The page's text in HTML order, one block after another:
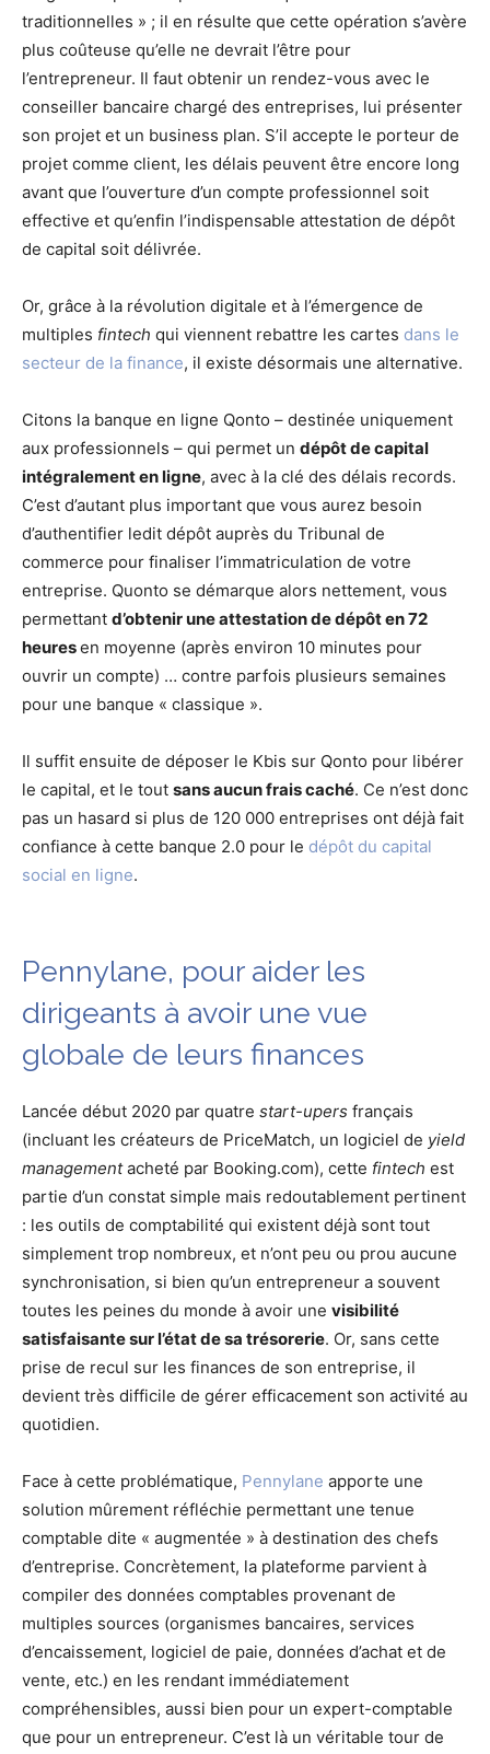
traditionnelles » ; il en résulte que cette opération s’avère
plus coûteuse qu’elle ne devrait l’être pour
l’entrepreneur. Il faut obtenir un rendez-vous avec le
conseiller bancaire chargé des entreprises, lui présenter
son projet et un business plan. S’il accepte le porteur de
projet comme client, les délais peuvent être encore long
avant que l’ouverture d’un compte professionnel soit
effective et qu’enfin l’indispensable attestation de dépôt
de capital soit délivrée.
Or, grâce à la révolution digitale et à l’émergence de
multiples fintech qui viennent rebattre les cartes dans le
secteur de la finance, il existe désormais une alternative.
Citons la banque en ligne Qonto – destinée uniquement
aux professionnels – qui permet un dépôt de capital
intégralement en ligne, avec à la clé des délais records.
C’est d’autant plus important que vous aurez besoin
d’authentifier ledit dépôt auprès du Tribunal de
commerce pour finaliser l’immatriculation de votre
entreprise. Quonto se démarque alors nettement, vous
permettant d’obtenir une attestation de dépôt en 72
heuresen moyenne (après environ 10 minutes pour
ouvrir un compte) … contre parfois plusieurs semaines
pour une banque « classique ».
Il suffit ensuite de déposer le Kbis sur Qonto pour libérer
le capital, et le tout sans aucun frais caché. Ce n’est donc
pas un hasard si plus de 120 000 entreprises ont déjà fait
confiance à cette banque 2.0 pour le dépôt du capital
social en ligne.
Pennylane, pour aider les
dirigeants à avoir une vue
globale de leurs finances
Lancée début 2020 par quatre start-upers français
(incluant les créateurs de PriceMatch, un logiciel de yield
managementacheté par Booking.com), cette fintech est
partie d’un constat simple mais redoutablement pertinent
: les outils de comptabilité qui existent déjà sont tout
simplement trop nombreux, et n’ont peu ou prou aucune
synchronisation, si bien qu’un entrepreneur a souvent
toutes les peines du monde à avoir une visibilité
satisfaisante sur l’état de sa trésorerie. Or, sans cette
prise de recul sur les finances de son entreprise, il
devient très difficile de gérer efficacement son activité au
quotidien.
Face à cette problématique, Pennylane apporte une
solution mûrement réfléchie permettant une tenue
comptable dite « augmentée » à destination des chefs
d’entreprise. Concrètement, la plateforme parvient à
compiler des données comptables provenant de
multiples sources (organismes bancaires, services
d’encaissement, logiciel de paie, données d’achat et de
vente, etc.) en les rendant immédiatement
compréhensibles, aussi bien pour un expert-comptable
que pour un entrepreneur. C’est là un véritable tour de